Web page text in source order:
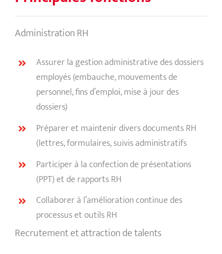
Administration RH
Assurer la gestion administrative des dossiers
employés (embauche, mouvements de
personnel, fins d’emploi, mise à jour des
dossiers)
Préparer et maintenir divers documents RH
(lettres, formulaires, suivis administratifs
Participer à la confection de présentations
(PPT) et de rapports RH
Collaborer à l’amélioration continue des
processus et outils RH
Recrutement et attraction de talents